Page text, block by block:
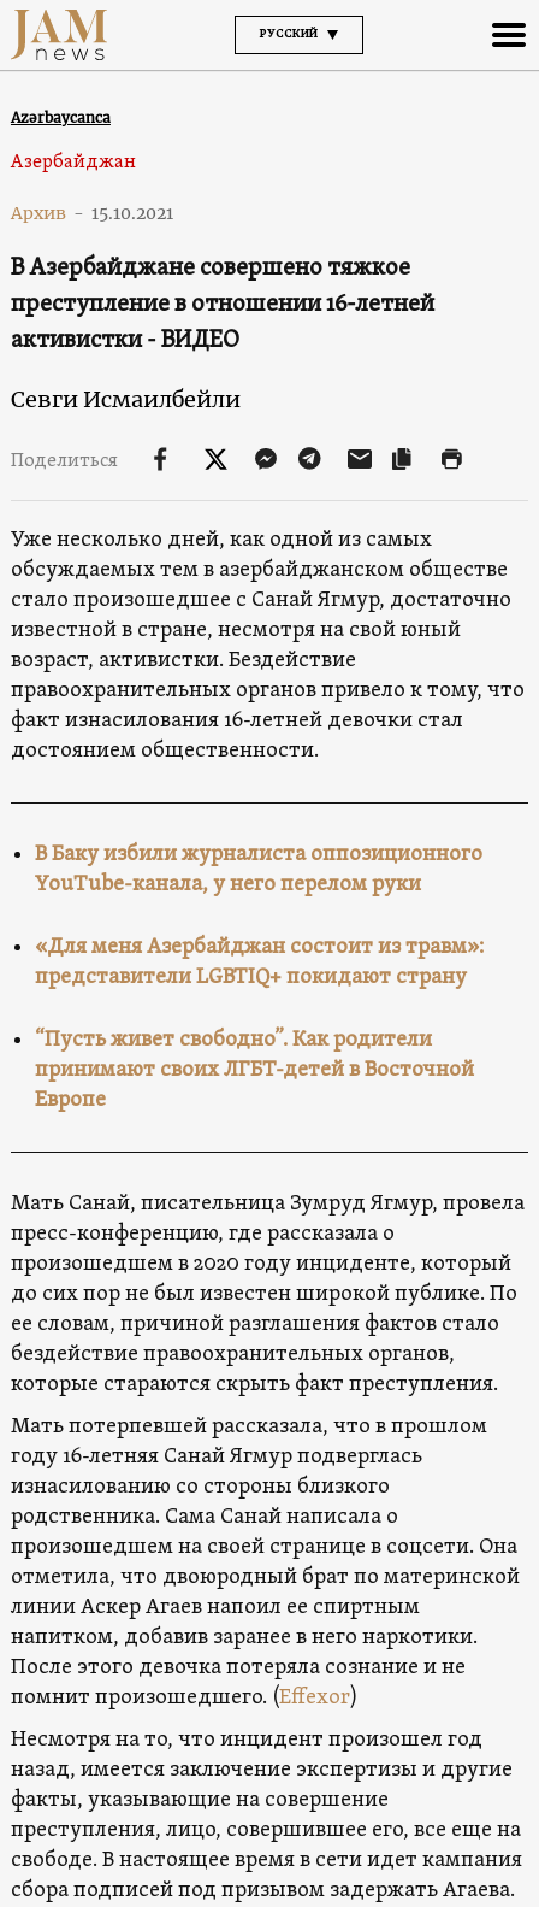
РУССКИЙ
Azərbaycanca
Азербайджан
Архив - 15.10.2021
В Азербайджане совершено тяжкое
преступление в отношении 16-летней
активистки - ВИДЕО
Севги Исмаилбейли
Поделиться
Уже несколько дней, как одной из самых
обсуждаемых тем в азербайджанском обществе
стало произошедшее с Санай Ягмур, достаточно
известной в стране, несмотря на свой юный
возраст, активистки. Бездействие
правоохранительных органов привело к тому, что
факт изнасилования 16-летней девочки стал
достоянием общественности.
В Баку избили журналиста оппозиционного
YouTube-канала, у него перелом руки
«Для меня Азербайджан состоит из травм»:
представители LGBTIQ+ покидают страну
“Пусть живет свободно”. Как родители
принимают своих ЛГБТ-детей в Восточной
Европе
Мать Санай, писательница Зумруд Ягмур, провела
пресс-конференцию, где рассказала о
произошедшем в 2020 году инциденте, который
до сих пор не был известен широкой публике. По
ее словам, причиной разглашения фактов стало
бездействие правоохранительных органов,
которые стараются скрыть факт преступления.
Мать потерпевшей рассказала, что в прошлом
году 16-летняя Санай Ягмур подверглась
изнасилованию со стороны близкого
родственника. Сама Санай написала о
произошедшем на своей странице в соцсети. Она
отметила, что двоюродный брат по материнской
линии Аскер Агаев напоил ее спиртным
напитком, добавив заранее в него наркотики.
После этого девочка потеряла сознание и не
помнит произошедшего. (Effexor)
Несмотря на то, что инцидент произошел год
назад, имеется заключение экспертизы и другие
факты, указывающие на совершение
преступления, лицо, совершившее его, все еще на
свободе. В настоящее время в сети идет кампания
сбора подписей под призывом задержать Агаева.